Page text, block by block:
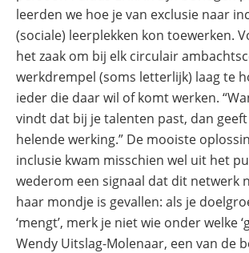
leerden we hoe je van exclusie naar
(sociale) leerplekken kon toewerken.
het zaak om bij elk circulair
werkdrempel (soms letterlijk) laag te
ieder die daar wil of komt werken.
vindt dat bij je talenten past, dan
helende werking.” De mooiste
inclusie kwam misschien wel uit het
wederom een signaal dat dit netwerk
haar mondje is gevallen: als je
‘mengt’, merk je niet wie onder welke
Wendy Uitslag-Molenaar, een van de